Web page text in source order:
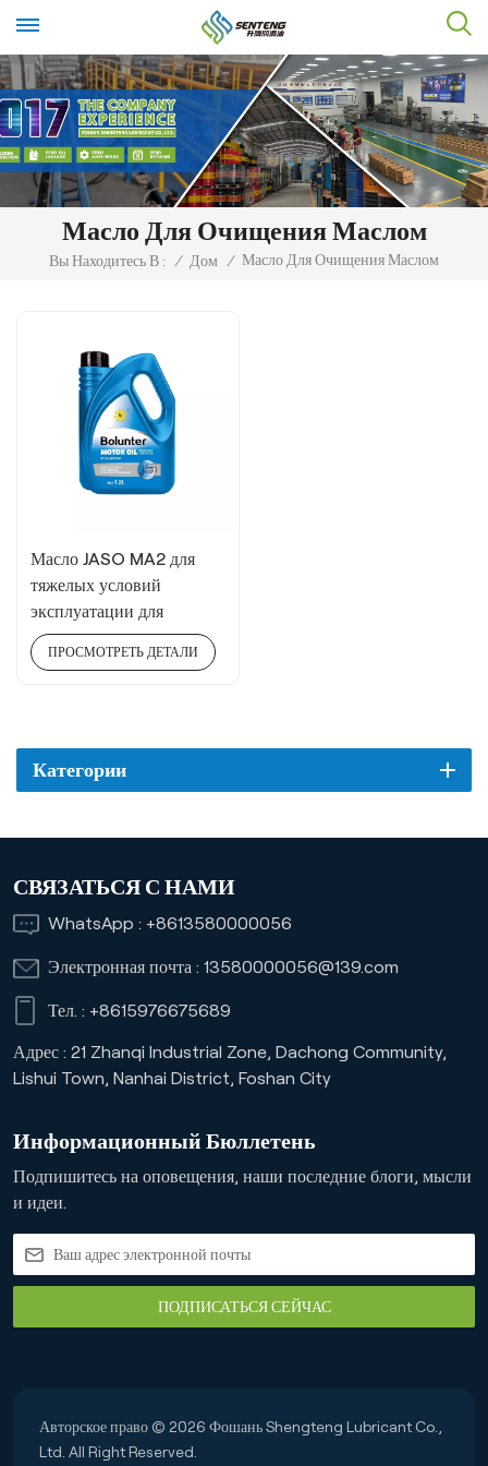
Масло Для Очищения Маслом
Вы Находитесь В : / Дом / Масло Для Очищения Маслом
Масло JASO MA2 для
тяжелых условий
эксплуатации для
трехколесных
велосипедов
ПРОСМОТРЕТЬ ДЕТАЛИ
Категории
СВЯЗАТЬСЯ С НАМИ
WhatsApp : +8613580000056
Электронная почта : 13580000056@139.com
Тел. : +8615976675689
Адрес : 21 Zhanqi Industrial Zone, Dachong Community,
Lishui Town, Nanhai District, Foshan City
Информационный Бюллетень
Подпишитесь на оповещения, наши последние блоги, мысли
и идеи.
ПОДПИСАТЬСЯ СЕЙЧАС
Авторское право © 2026 Фошань Shengteng Lubricant Co.,
Ltd. All Right Reserved.